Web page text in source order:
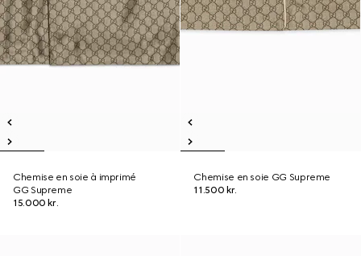
Chemise en soie à imprimé
GG Supreme
15.000 kr.
Chemise en soie GG Supreme
11.500 kr.